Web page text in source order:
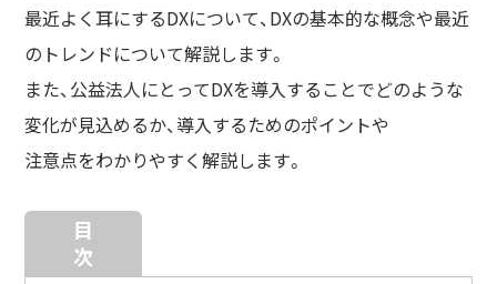
最近よく⽿にするDXについて、DXの基本的な概念や最近
のトレンドについて解説します。
また、公益法⼈にとってDXを導⼊することでどのような
変化が⾒込めるか、導⼊するためのポイントや
注意点をわかりやすく解説します。
目
次